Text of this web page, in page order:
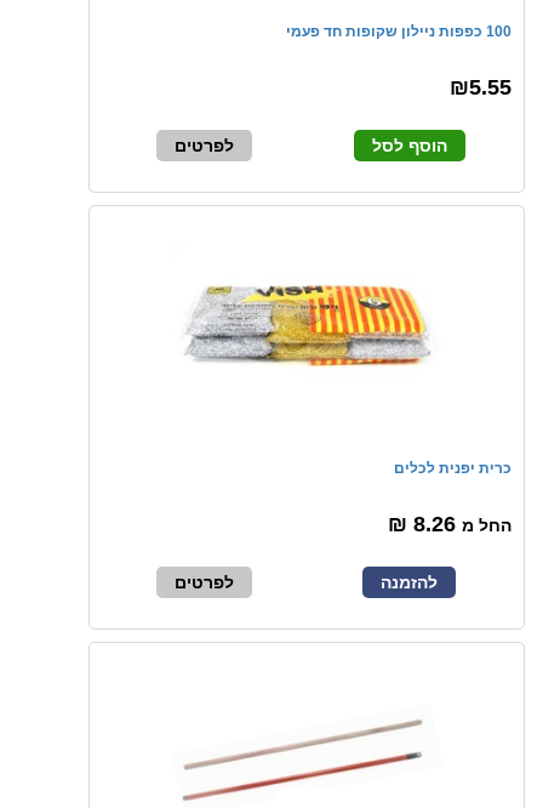
100 כפפות ניילון שקופות חד פעמי
₪5.55
הוסף לסל לפרטים
כרית יפנית לכלים
החל מ
להזמנה לפרטים